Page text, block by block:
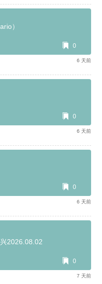
）
0
6 天前
0
6 天前
0
6 天前
2026.08.02
0
7 天前